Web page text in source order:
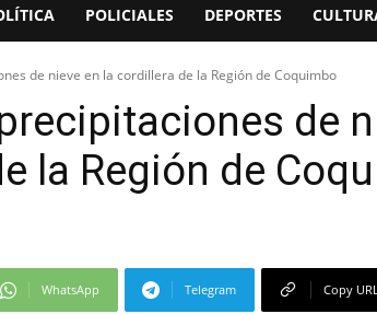
POLICIALES DEPORTES
de nieve en la cordillera de la Región de Coquimbo
de
la Región de
WhatsApp Telegram Copy